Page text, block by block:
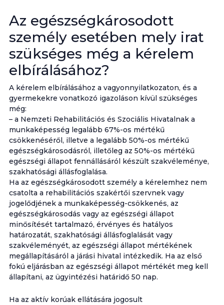
Az egészségkárosodott
személy esetében mely irat
szükséges még a kérelem
elbírálásához?
A kérelem elbírálásához a vagyonnyilatkozaton, és a
gyermekekre vonatkozó igazoláson kívül szükséges
még:
– a Nemzeti Rehabilitációs és Szociális Hivatalnak a
munkaképesség legalább 67%-os mértékű
csökkenéséről, illetve a legalább 50%-os mértékű
egészségkárosodásról, illetőleg az 50%-os mértékű
egészségi állapot fennállásáról készült szakvéleménye,
szakhatósági állásfoglalása.
Ha az egészségkárosodott személy a kérelemhez nem
csatolta a rehabilitációs szakértői szervnek vagy
jogelődjének a munkaképesség-csökkenés, az
egészségkárosodás vagy az egészségi állapot
minősítését tartalmazó, érvényes és hatályos
határozatát, szakhatósági állásfoglalását vagy
szakvéleményét, az egészségi állapot mértékének
megállapításáról a járási hivatal intézkedik. Ha az első
fokú eljárásban az egészségi állapot mértékét meg kell
állapítani, az ügyintézési határidő 50 nap.
Ha az aktív korúak ellátására jogosult